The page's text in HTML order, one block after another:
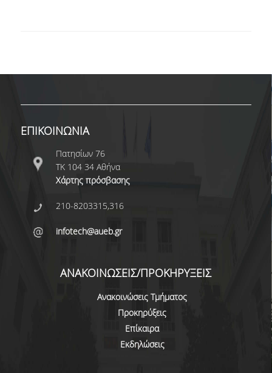
ΑΠΟΦΟΙΤΩΝΤΑΣ ΑΠΟ ΤΟ ΤΜΗΜΑ
ΝΕΑ ΑΠΟ ΤΟΝ ΚΟΣΜΟ ΤΗΣ ΕΡΕΥΝΑΣ
ΣΗΜΑΝΤΙΚΕΣ ΔΙΑΚΡΙΣΕΙΣ
ΕΠΙΚΟΙΝΩΝΙΑ
Πατησίων 76
ΤΚ 104 34 Αθήνα
Χάρτης πρόσβασης
210-8203315,316
infotech@aueb.gr
ΑΝΑΚΟΙΝΩΣΕΙΣ/ΠΡΟΚΗΡΥΞΕΙΣ
Ανακοινώσεις Τμήματος
Προκηρύξεις
Επίκαιρα
Εκδηλώσεις